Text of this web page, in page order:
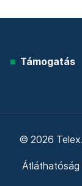
Támogatás
© 2026
Átláthatóság